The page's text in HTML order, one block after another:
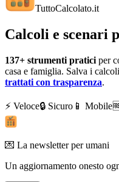
TuttoCalcolato.it
Calcoli e scenari
137+ strumenti pratici per
casa e famiglia. Salva i
trattati con trasparenza.
⚡ Veloce🔒 Sicuro 📱 Mobile
💌 La newsletter per umani
Un aggiornamento onesto